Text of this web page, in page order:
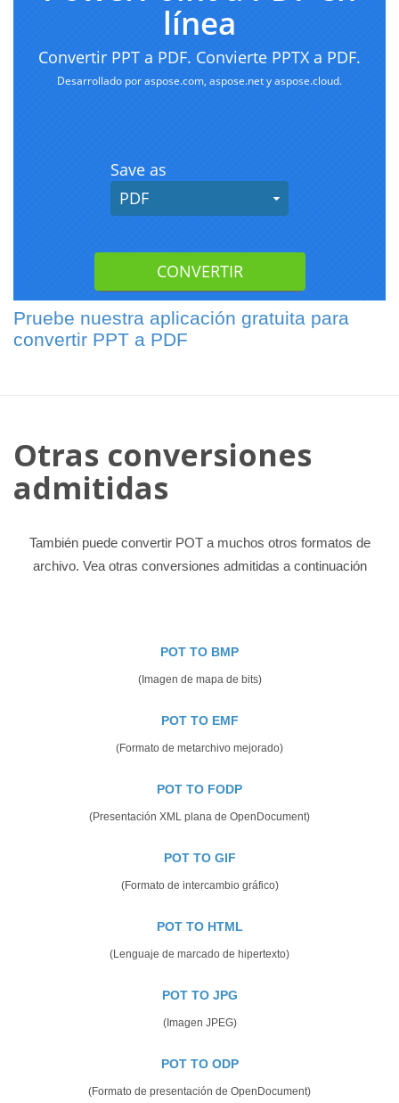
Pruebe nuestra aplicación gratuita para
convertir PPT a PDF
Otras conversiones
admitidas
También puede convertir POT a muchos otros formatos de
archivo. Vea otras conversiones admitidas a continuación
POT TO BMP
(Imagen de mapa de bits)
POT TO EMF
(Formato de metarchivo mejorado)
POT TO FODP
(Presentación XML plana de OpenDocument)
POT TO GIF
(Formato de intercambio gráfico)
POT TO HTML
(Lenguaje de marcado de hipertexto)
POT TO JPG
(Imagen JPEG)
POT TO ODP
(Formato de presentación de OpenDocument)